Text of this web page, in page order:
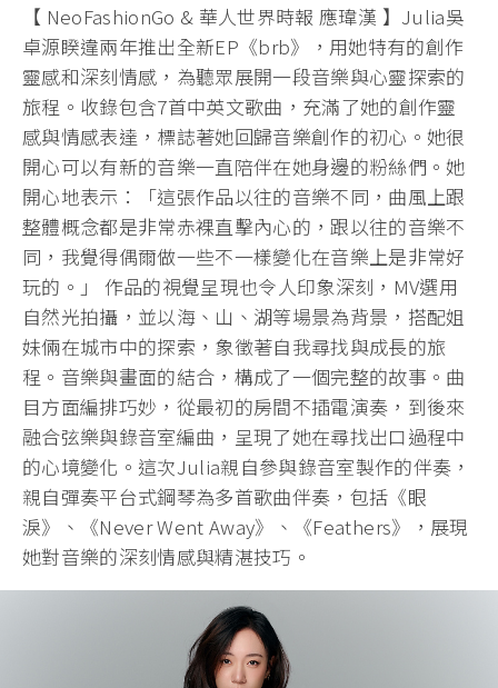
【 NeoFashionGo & 華人世界時報 應瑋漢 】Julia吳
卓源睽違兩年推出全新EP《brb》，用她特有的創作
靈感和深刻情感，為聽眾展開一段音樂與心靈探索的
旅程。收錄包含7首中英文歌曲，充滿了她的創作靈
感與情感表達，標誌著她回歸音樂創作的初心。她很
開心可以有新的音樂一直陪伴在她身邊的粉絲們。她
開心地表示：「這張作品以往的音樂不同，曲風上跟
整體概念都是非常赤裸直擊內心的，跟以往的音樂不
同，我覺得偶爾做一些不一樣變化在音樂上是非常好
玩的。」 作品的視覺呈現也令人印象深刻，MV選用
自然光拍攝，並以海、山、湖等場景為背景，搭配姐
妹倆在城市中的探索，象徵著自我尋找與成長的旅
程。音樂與畫面的結合，構成了一個完整的故事。曲
目方面編排巧妙，從最初的房間不插電演奏，到後來
融合弦樂與錄音室編曲，呈現了她在尋找出口過程中
的心境變化。這次Julia親自參與錄音室製作的伴奏，
親自彈奏平台式鋼琴為多首歌曲伴奏，包括《眼
淚》、《Never Went Away》、《Feathers》，展現
她對音樂的深刻情感與精湛技巧。